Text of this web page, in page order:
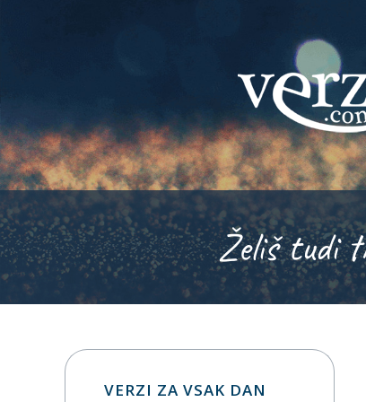
Želiš tudi
VERZI ZA VSAK DAN